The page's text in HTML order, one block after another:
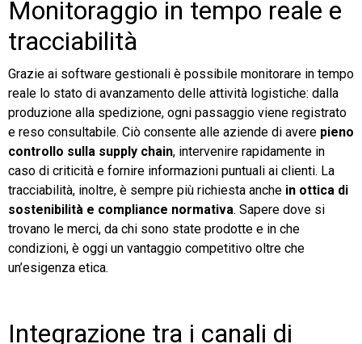
Monitoraggio in tempo reale e
tracciabilità
Grazie ai software gestionali è possibile monitorare in tempo
reale lo stato di avanzamento delle attività logistiche: dalla
produzione alla spedizione, ogni passaggio viene registrato
e reso consultabile. Ciò consente alle aziende di avere pieno
controllo sulla supply chain, intervenire rapidamente in
caso di criticità e fornire informazioni puntuali ai clienti. La
tracciabilità, inoltre, è sempre più richiesta anche in ottica di
sostenibilità e compliance normativa. Sapere dove si
trovano le merci, da chi sono state prodotte e in che
condizioni, è oggi un vantaggio competitivo oltre che
un’esigenza etica.
Integrazione tra i canali di